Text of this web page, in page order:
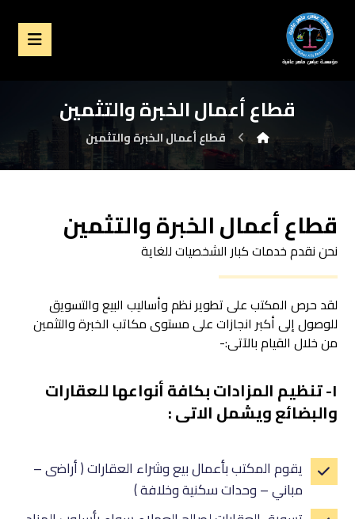
قطاع أعمال الخبرة والتثمين
قطاع أعمال الخبرة والتثمين
قطاع أعمال الخبرة والتثمين
نحن نقدم خدمات كبار الشخصيات للغاية
لقد حرص المكتب على تطوير نظم وأساليب البيع والتسويق
للوصول إلى أكبر انجازات على مستوى مكاتب الخبرة والتثمين
من خلال القيام بالآتى:-
١- تنظيم المزادات بكافة أنواعها للعقارات
والبضائع ويشمل الاتى :
يقوم المكتب بأعمال بيع وشراء العقارات ( أراضى –
مباني – وحدات سكنية وخلافة )